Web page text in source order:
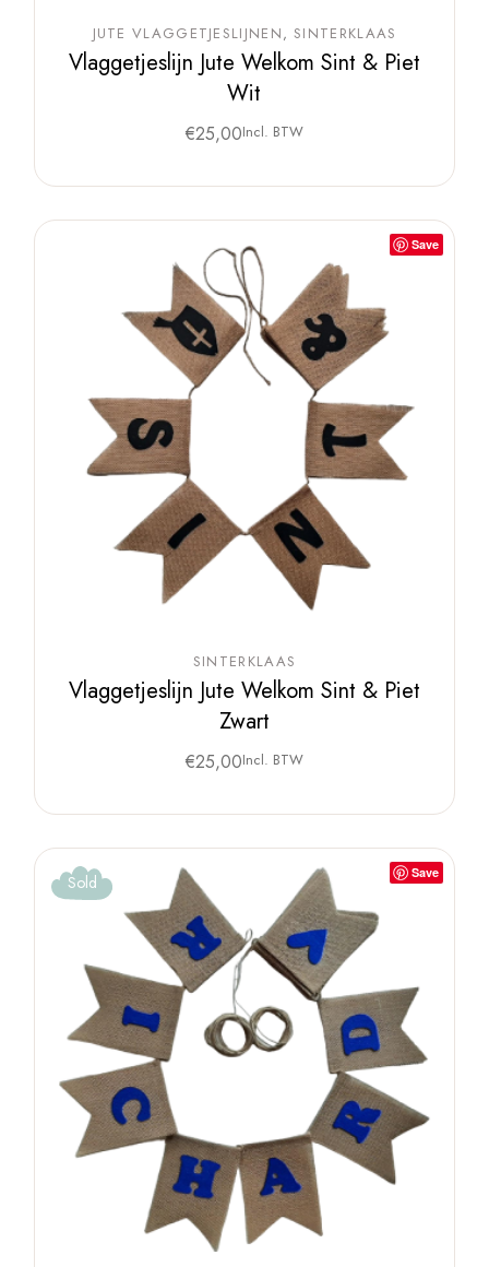
JUTE VLAGGETJESLIJNEN SINTERKLAAS
Vlaggetjeslijn Jute Welkom Sint & Piet
Wit
€25,00Incl. BTW
Save
SINTERKLAAS
Vlaggetjeslijn Jute Welkom Sint & Piet
Zwart
€25,00Incl. BTW
Save
Sold